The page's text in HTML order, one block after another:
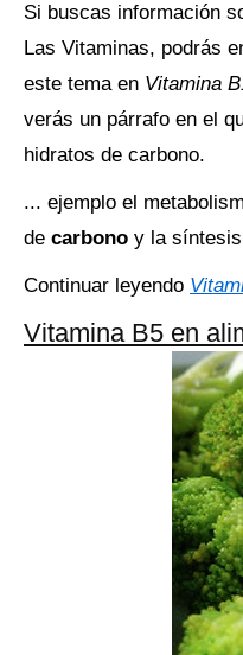
Si buscas información
Las Vitaminas, podrás
este tema en Vitamina
verás un párrafo en el
hidratos de carbono.
... ejemplo el
de carbono y la
Continuar leyendo
Vitamina B5 en